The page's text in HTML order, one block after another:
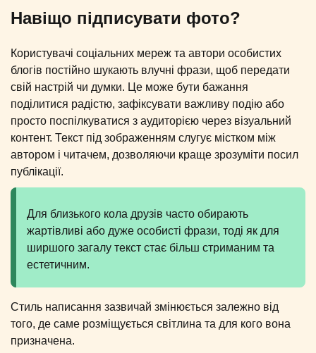
Навіщо підписувати фото?
Користувачі соціальних мереж та автори особистих
блогів постійно шукають влучні фрази, щоб передати
свій настрій чи думки. Це може бути бажання
поділитися радістю, зафіксувати важливу подію або
просто поспілкуватися з аудиторією через візуальний
контент. Текст під зображенням слугує містком між
автором і читачем, дозволяючи краще зрозуміти посил
публікації.
Для близького кола друзів часто обирають
жартівливі або дуже особисті фрази, тоді як для
ширшого загалу текст стає більш стриманим та
естетичним.
Стиль написання зазвичай змінюється залежно від
того, де саме розміщується світлина та для кого вона
призначена.